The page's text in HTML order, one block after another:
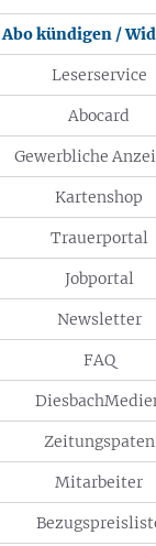
Abo kündigen /
Leserservice
Abocard
Gewerbliche
Kartenshop
Trauerportal
Jobportal
Newsletter
FAQ
Zeitungspaten
Mitarbeiter